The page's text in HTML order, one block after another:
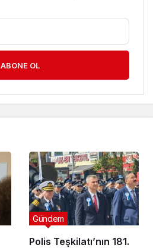
ABONE OL
Polis Teşkilatı’nın 181.
Gündem